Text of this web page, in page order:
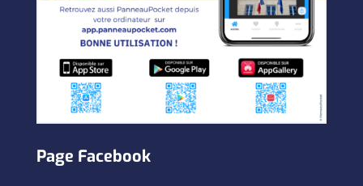
Page Facebook